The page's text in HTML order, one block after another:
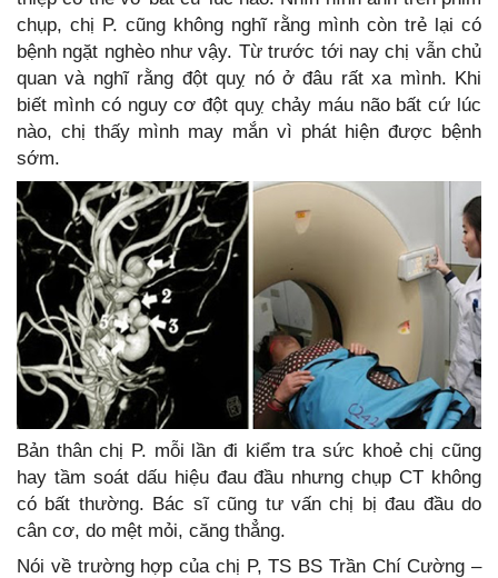
chụp, chị P. cũng không nghĩ rằng mình còn trẻ lại có
bệnh ngặt nghèo như vậy. Từ trước tới nay chị vẫn chủ
quan và nghĩ rằng đột quỵ nó ở đâu rất xa mình. Khi
biết mình có nguy cơ đột quỵ chảy máu não bất cứ lúc
nào, chị thấy mình may mắn vì phát hiện được bệnh
sớm.
Bản thân chị P. mỗi lần đi kiểm tra sức khoẻ chị cũng
hay tầm soát dấu hiệu đau đầu nhưng chụp CT không
có bất thường. Bác sĩ cũng tư vấn chị bị đau đầu do
cân cơ, do mệt mỏi, căng thẳng.
Nói về trường hợp của chị P, TS BS Trần Chí Cường –